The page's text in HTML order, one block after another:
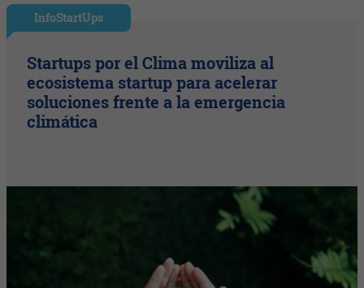
InfoStartUps
Startups por el Clima moviliza al
ecosistema startup para acelerar
soluciones frente a la emergencia
climática